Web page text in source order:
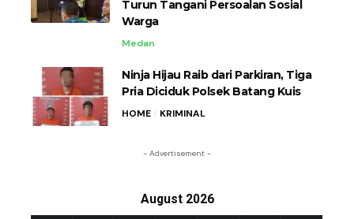
Turun Tangani Persoalan Sosial
Warga
Medan
Ninja Hijau Raib dari Parkiran, Tiga
Pria Diciduk Polsek Batang Kuis
HOME KRIMINAL
- Advertisement -
August 2026